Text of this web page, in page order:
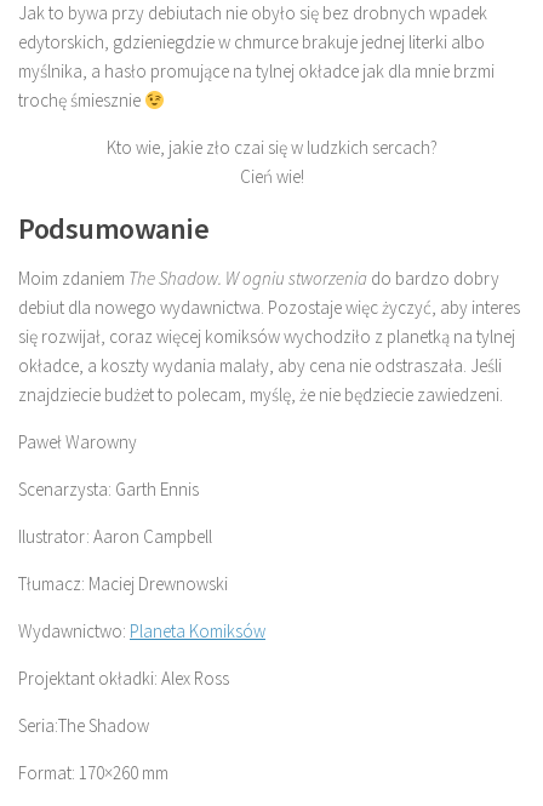
Jak to bywa przy debiutach nie obyło się bez drobnych wpadek
edytorskich, gdzieniegdzie w chmurce brakuje jednej literki albo
myślnika, a hasło promujące na tylnej okładce jak dla mnie brzmi
trochę śmiesznie
Kto wie, jakie zło czai się w ludzkich sercach?
Cień wie!
Podsumowanie
Moim zdaniem TheShadow. W ogniu stworzenia do bardzo dobry
debiut dla nowego wydawnictwa. Pozostaje więc życzyć, aby interes
się rozwijał, coraz więcej komiksów wychodziło z planetką na tylnej
okładce, a koszty wydania malały, aby cena nie odstraszała. Jeśli
znajdziecie budżet to polecam, myślę, że nie będziecie zawiedzeni.
Paweł Warowny
Scenarzysta: Garth Ennis
Ilustrator: Aaron Campbell
Tłumacz: Maciej Drewnowski
Wydawnictwo: Planeta Komiksów
Projektant okładki: Alex Ross
Seria:The Shadow
Format: 170×260 mm